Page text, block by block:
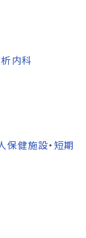
内科
保健施設・ 短期